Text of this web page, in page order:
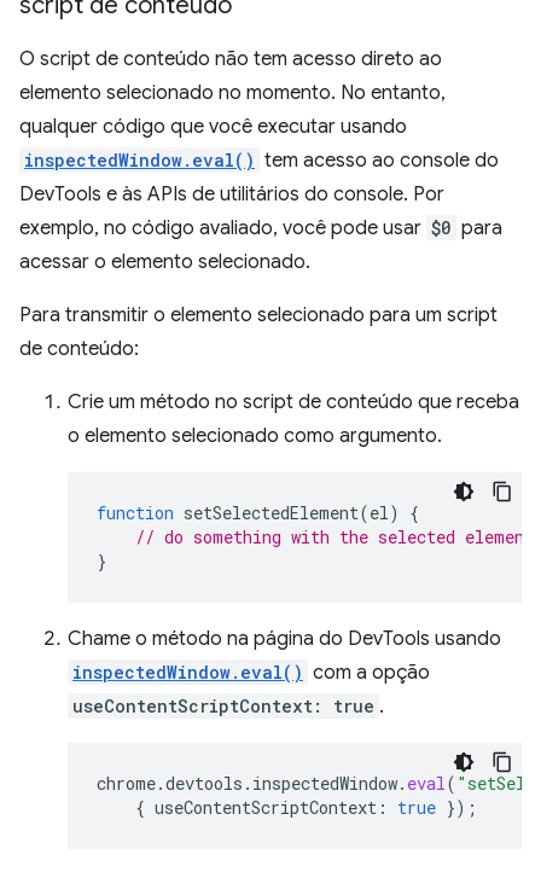
O script de conteúdo não tem acesso direto ao
elemento selecionado no momento. No entanto,
qualquer código que você executar usando
inspectedWindow.eval() tem acesso ao console do
DevTools e às APIs de utilitários do console. Por
exemplo, no código avaliado, você pode usar $0 para
acessar o elemento selecionado.
Para transmitir o elemento selecionado para um script
de conteúdo:
Crie um método no script de conteúdo que receba
o elemento selecionado como argumento.
function setSelectedElement(el)
{
// do something with the selected element
}
Chame o método na página do DevTools usando
inspectedWindow.eval() com a opção
useContentScriptContext: true .
chrome.devtools . inspectedWindow. eval(
{ useContentScriptContext : true });